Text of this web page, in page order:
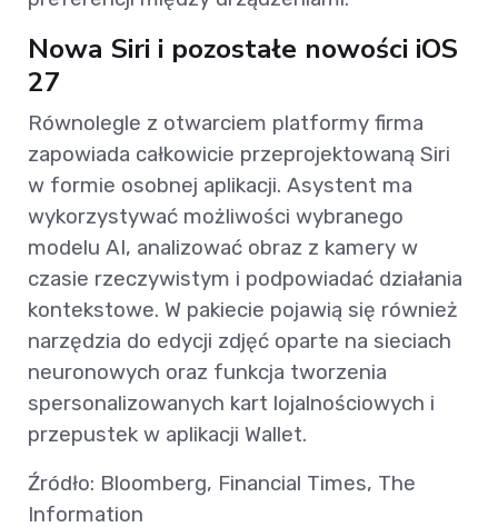
Nowa Siri i pozostałe nowości iOS
27
Równolegle z otwarciem platformy firma
zapowiada całkowicie przeprojektowaną Siri
w formie osobnej aplikacji. Asystent ma
wykorzystywać możliwości wybranego
modelu AI, analizować obraz z kamery w
czasie rzeczywistym i podpowiadać działania
kontekstowe. W pakiecie pojawią się również
narzędzia do edycji zdjęć oparte na sieciach
neuronowych oraz funkcja tworzenia
spersonalizowanych kart lojalnościowych i
przepustek w aplikacji Wallet.
Źródło: Bloomberg, Financial Times, The
Information